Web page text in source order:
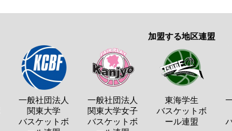
加盟する地区連盟
一般社団法人
関東大学
バスケットボ
一般社団法人
関東大学女子
バスケットボ
東海学生
バスケットボ
ール連盟